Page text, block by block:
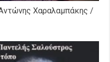
Χαραλαμπάκης /